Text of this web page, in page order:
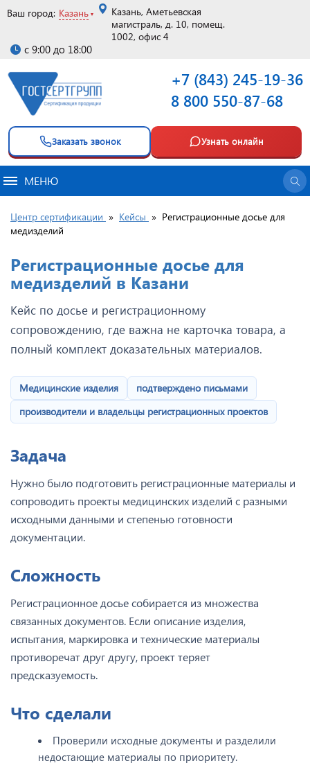
Ваш город: Казань
Казань, Аметьевская
магистраль, д. 10, помещ.
1002, офис 4
с 9:00 до 18:00
+7 (843) 245-19-36
8 800 550-87-68
Заказать звонок Узнать онлайн
МЕНЮ
Центр сертификации » Кейсы » Регистрационные досье для
медизделий
Регистрационные досье для
медизделий в Казани
Кейс по досье и регистрационному
сопровождению, где важна не карточка товара, а
полный комплект доказательных материалов.
Медицинские изделия
подтверждено письмами
производители и владельцы регистрационных проектов
Задача
Нужно было подготовить регистрационные материалы и
сопроводить проекты медицинских изделий с разными
исходными данными и степенью готовности
документации.
Сложность
Регистрационное досье собирается из множества
связанных документов. Если описание изделия,
испытания, маркировка и технические материалы
противоречат друг другу, проект теряет
предсказуемость.
Что сделали
Проверили исходные документы и разделили
недостающие материалы по приоритету.